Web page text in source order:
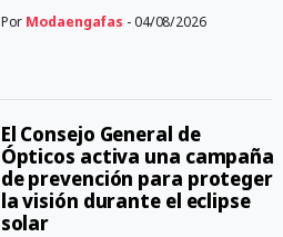
Por Modaengafas - 04/08/2026
El Consejo General de
Ópticos activa una campaña
de prevención para proteger
la visión durante el eclipse
solar